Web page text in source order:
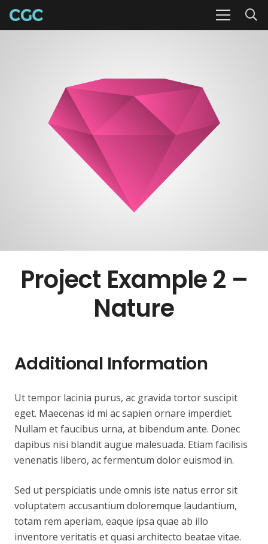
Project Example 2 –
Nature
Additional Information
Ut tempor lacinia purus, ac gravida tortor suscipit
eget. Maecenas id mi ac sapien ornare imperdiet.
Nullam et faucibus urna, at bibendum ante. Donec
dapibus nisi blandit augue malesuada. Etiam facilisis
venenatis libero, ac fermentum dolor euismod in.
Sed ut perspiciatis unde omnis iste natus error sit
voluptatem accusantium doloremque laudantium,
totam rem aperiam, eaque ipsa quae ab illo
inventore veritatis et quasi architecto beatae vitae.